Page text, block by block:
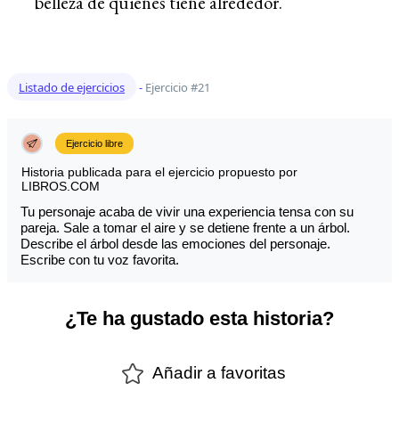
Listado de ejercicios - Ejercicio #21
Ejercicio libre
Historia publicada para el ejercicio propuesto por
LIBROS.COM
Tu personaje acaba de vivir una experiencia tensa con su
pareja. Sale a tomar el aire y se detiene frente a un árbol.
Describe el árbol desde las emociones del personaje.
Escribe con tu voz favorita.
¿Te ha gustado esta historia?
Añadir a favoritas